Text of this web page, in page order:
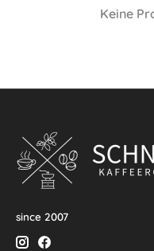
Keine
since 2007